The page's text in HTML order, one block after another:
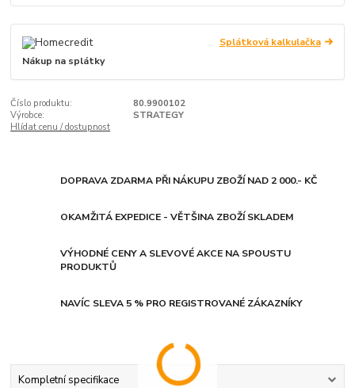
Splátková kalkulačka
Nákup na splátky
Číslo produktu:
80.9900102
Výrobce:
STRATEGY
Hlídat cenu / dostupnost
DOPRAVA ZDARMA PŘI NÁKUPU ZBOŽÍ NAD 2 000.- KČ
OKAMŽITÁ EXPEDICE - VĚTŠINA ZBOŽÍ SKLADEM
VÝHODNÉ CENY A SLEVOVÉ AKCE NA SPOUSTU
PRODUKTŮ
NAVÍC SLEVA 5 % PRO REGISTROVANÉ ZÁKAZNÍKY
Kompletní specifikace